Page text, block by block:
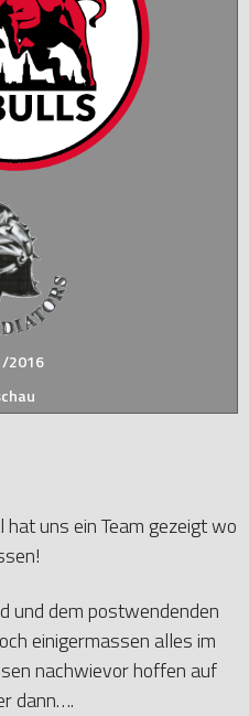
2016
hat uns ein Team gezeigt wo
und dem postwendenden
einigermassen alles im
nachwievor hoffen auf
dann….